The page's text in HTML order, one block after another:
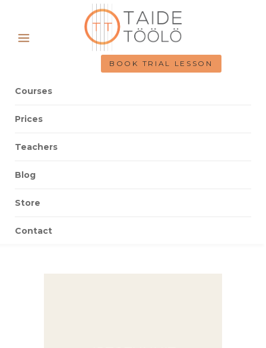
BOOK TRIAL LESSON
Courses
Prices
Teachers
Blog
Store
Contact